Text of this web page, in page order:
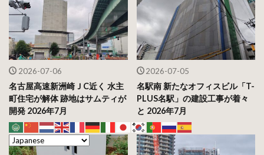
2026-07-06
名古屋高速新洲崎ＪC近く 水主
町住宅が解体 跡地はサムティが
開発 2026年7月
2026-07-05
名駅南 新たなオフィスビル「T-
PLUS名駅」の建設工事が着々
と 2026年7月